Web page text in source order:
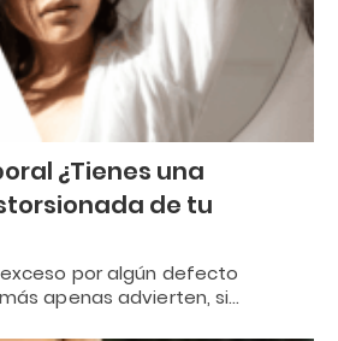
¿Tienes una
de tu
por algún defecto
apenas advierten, si…